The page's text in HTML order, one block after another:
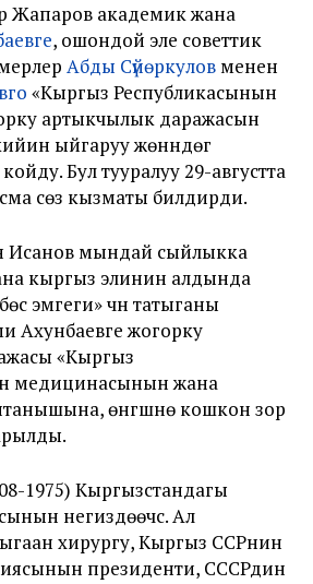
Жапаров академик жана
, ошондой эле советтик
Абды Сүйөркулов менен
«Кыргыз Республикасынын
артыкчылык даражасын
ыйгаруу жөнүндөгү
Бул тууралуу 29-августта
сөз кызматы билдирди.
Исанов мындай сыйлыкка
кыргыз элинин алдында
эмгеги» үчүн татыганы
Ахунбаевге жогорку
«Кыргыз
медицинасынын жана
өнүгүшүнө кошкон зор
1975) Кыргызстандагы
негиздөөчүсү. Ал
хирургу, Кыргыз ССРнин
президенти, СССРдин